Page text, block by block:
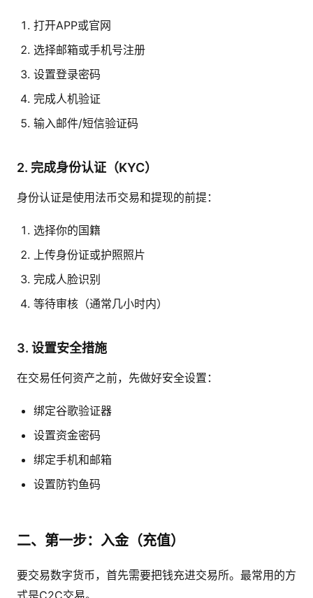
打开APP或官网
选择邮箱或手机号注册
设置登录密码
完成人机验证
输入邮件/短信验证码
2. 完成身份认证（KYC）
身份认证是使用法币交易和提现的前提：
选择你的国籍
上传身份证或护照照片
完成人脸识别
等待审核（通常几小时内）
3. 设置安全措施
在交易任何资产之前，先做好安全设置：
绑定谷歌验证器
设置资金密码
绑定手机和邮箱
设置防钓鱼码
二、第一步：入金（充值）
要交易数字货币，首先需要把钱充进交易所。最常用的方
式是C2C交易。